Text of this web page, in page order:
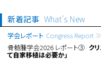
新着記事 What's New
学会レポート Congress Report
骨髄腫学会2026 レポート③ ク
て自家移植は必要か」